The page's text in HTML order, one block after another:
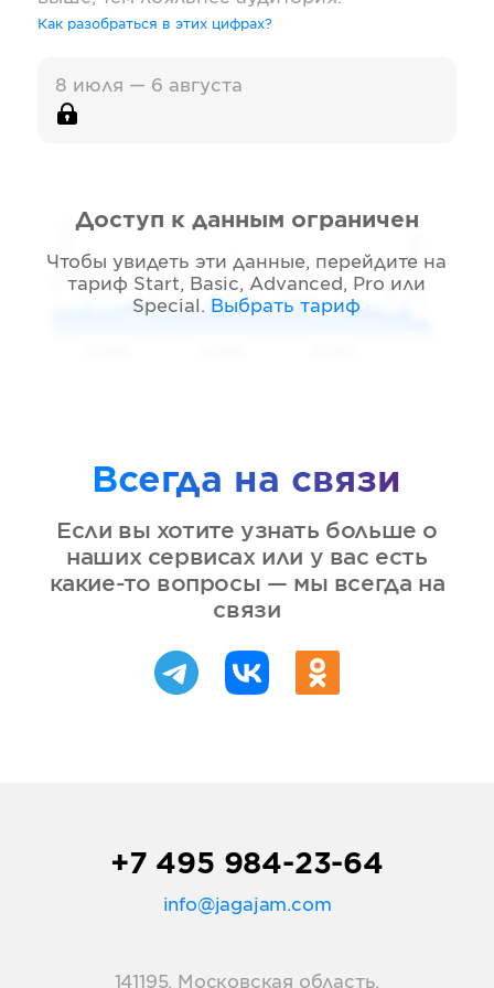
Как разобраться в этих цифрах?
8 июля — 6 августа
Доступ к данным ограничен
Чтобы увидеть эти данные, перейдите на
тариф Start, Basic, Advanced, Pro или
Special . Выбрать тариф
Всегда на связи
Если вы хотите узнать больше о
наших сервисах или у вас есть
какие-то вопросы — мы всегда на
связи
+7 495 984-23-64
info@jagajam.com
141195, Московская область,